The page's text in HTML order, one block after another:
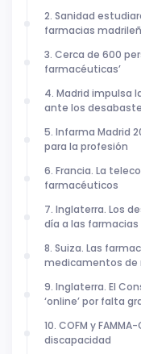
2. Sanidad
farmacias
3. Cerca de 600
farmacéuticas’
4. Madrid impulsa
ante los
5. Infarma Madrid
para la profesión
6. Francia. La
farmacéuticos
7. Inglaterra. Los
día a las farmacias
8. Suiza. Las
medicamentos de
9. Inglaterra. El
‘online’ por falta
10. COFM y
discapacidad